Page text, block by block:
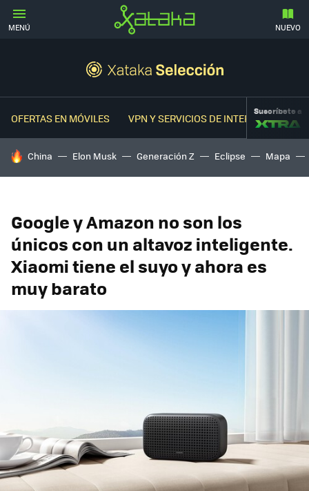
MENÚ NUEVO
OFERTAS EN MÓVILES VPN Y SERVICIOS DE INTERNETSuscríbete a
HOY SE HABLA DE
China Elon Musk Generación Z Eclipse Mapa
Google y Amazon no son los
únicos con un altavoz inteligente.
Xiaomi tiene el suyo y ahora es
muy barato